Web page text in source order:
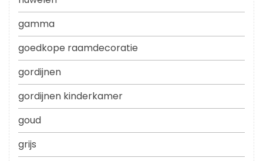
gamma
goedkope raamdecoratie
gordijnen
gordijnen kinderkamer
goud
grijs